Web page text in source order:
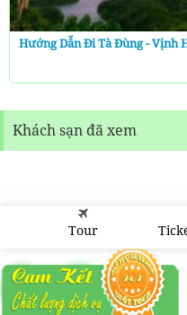
Hướng Dẫn Đi Tà Đùng - Vịnh
Khách sạn đã xem
Tour